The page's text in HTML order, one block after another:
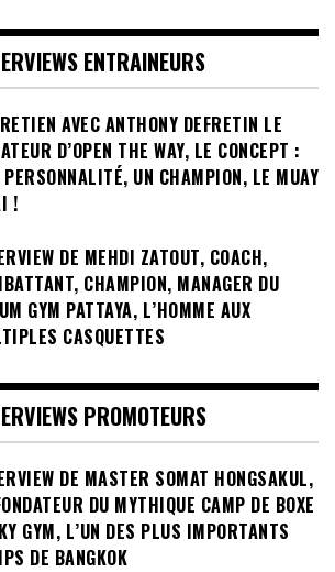
ENTRAINEURS
AVEC ANTHONY DEFRETIN LE
D’OPEN THE WAY, LE CONCEPT :
PERSONNALITÉ, UN CHAMPION, LE MUAY
!
DE MEHDI ZATOUT, COACH,
CHAMPION, MANAGER DU
GYM PATTAYA, L’HOMME AUX
CASQUETTES
PROMOTEURS
DE MASTER SOMAT HONGSAKUL,
DU MYTHIQUE CAMP DE BOXE
GYM, L’UN DES PLUS IMPORTANTS
DE BANGKOK